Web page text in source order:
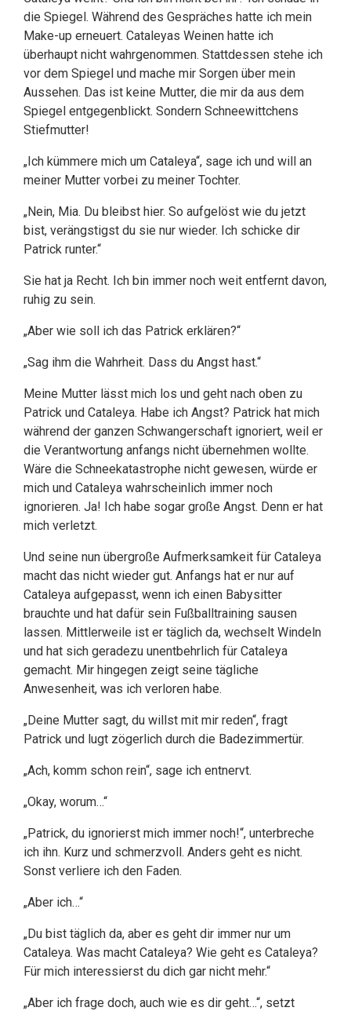
die Spiegel. Während des Gespräches hatte ich mein
Make-up erneuert. Cataleyas Weinen hatte ich
überhaupt nicht wahrgenommen. Stattdessen stehe ich
vor dem Spiegel und mache mir Sorgen über mein
Aussehen. Das ist keine Mutter, die mir da aus dem
Spiegel entgegenblickt. Sondern Schneewittchens
Stiefmutter!
„Ich kümmere mich um Cataleya“, sage ich und will an
meiner Mutter vorbei zu meiner Tochter.
„Nein, Mia. Du bleibst hier. So aufgelöst wie du jetzt
bist, verängstigst du sie nur wieder. Ich schicke dir
Patrick runter.“
Sie hat ja Recht. Ich bin immer noch weit entfernt davon,
ruhig zu sein.
„Aber wie soll ich das Patrick erklären?“
„Sag ihm die Wahrheit. Dass du Angst hast.“
Meine Mutter lässt mich los und geht nach oben zu
Patrick und Cataleya. Habe ich Angst? Patrick hat mich
während der ganzen Schwangerschaft ignoriert, weil er
die Verantwortung anfangs nicht übernehmen wollte.
Wäre die Schneekatastrophe nicht gewesen, würde er
mich und Cataleya wahrscheinlich immer noch
ignorieren. Ja! Ich habe sogar große Angst. Denn er hat
mich verletzt.
Und seine nun übergroße Aufmerksamkeit für Cataleya
macht das nicht wieder gut. Anfangs hat er nur auf
Cataleya aufgepasst, wenn ich einen Babysitter
brauchte und hat dafür sein Fußballtraining sausen
lassen. Mittlerweile ist er täglich da, wechselt Windeln
und hat sich geradezu unentbehrlich für Cataleya
gemacht. Mir hingegen zeigt seine tägliche
Anwesenheit, was ich verloren habe.
„Deine Mutter sagt, du willst mit mir reden“, fragt
Patrick und lugt zögerlich durch die Badezimmertür.
„Ach, komm schon rein“, sage ich entnervt.
„Okay, worum…“
„Patrick, du ignorierst mich immer noch!“, unterbreche
ich ihn. Kurz und schmerzvoll. Anders geht es nicht.
Sonst verliere ich den Faden.
„Aber ich…“
„Du bist täglich da, aber es geht dir immer nur um
Cataleya. Was macht Cataleya? Wie geht es Cataleya?
Für mich interessierst du dich gar nicht mehr.“
„Aber ich frage doch, auch wie es dir geht…“, setzt